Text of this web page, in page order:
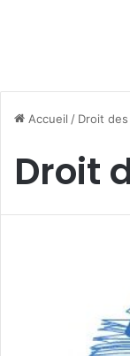
Accueil / Droit
Droit